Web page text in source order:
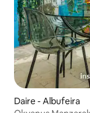
Daire - Albufeira